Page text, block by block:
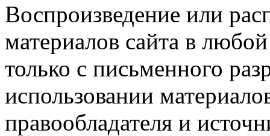
Воспроизведение или
материалов сайта в
только с письменного
использовании
правообладателя и